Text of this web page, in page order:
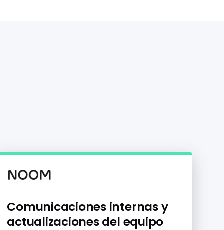
Comunicaciones internas y
actualizaciones del equipo